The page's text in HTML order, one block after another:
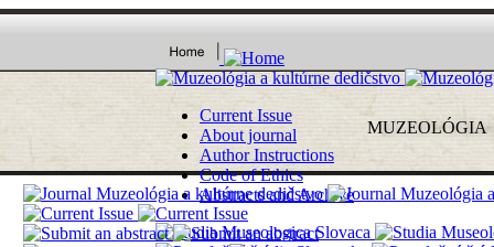
MUZEOLÓGIA
Current Issue
About journal
Author Instructions
Code of Ethics
Abstracts and Archive